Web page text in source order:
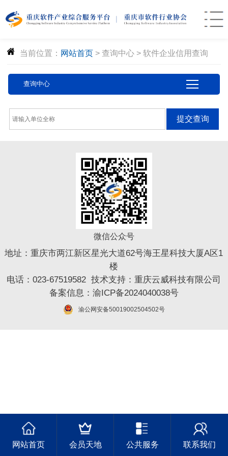
当前位置： 网站首页 > 查询中心> 软件企业信用查询
查询中心
提交查询
微信公众号
地址：重庆市两江新区星光大道62号海王星科技大厦A区1
楼
电话：023-67519582 技术支持：重庆云威科技有限公司
备案信息： 渝ICP备2024040038号
渝公网安备50019002504502号
网站首页 会员天地 公共服务 联系我们